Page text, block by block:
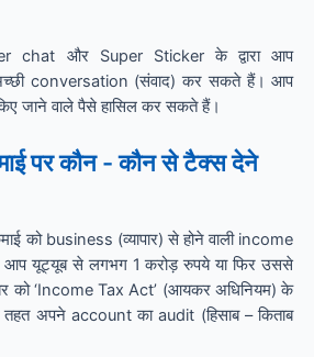
chat और Super Sticker के द्वारा आप
conversation (संवाद) कर सकते हैं। आप
जाने वाले पैसे हासिल कर सकते हैं।
पर कौन - कौन से टैक्स देने
को business (व्यापार) से होने वाली income
आप यूट्यूब से लगभग 1 करोड़ रुपये या फिर उससे
को ‘Income Tax Act’ (आयकर अधिनियम) के
अपने account का audit (हिसाब – किताब